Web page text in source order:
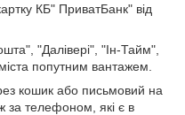
КБ" ПриватБанк" від
"Далівері", "Ін-Тайм",
попутним вантажем.
кошик або письмовий на
за телефоном, які є в